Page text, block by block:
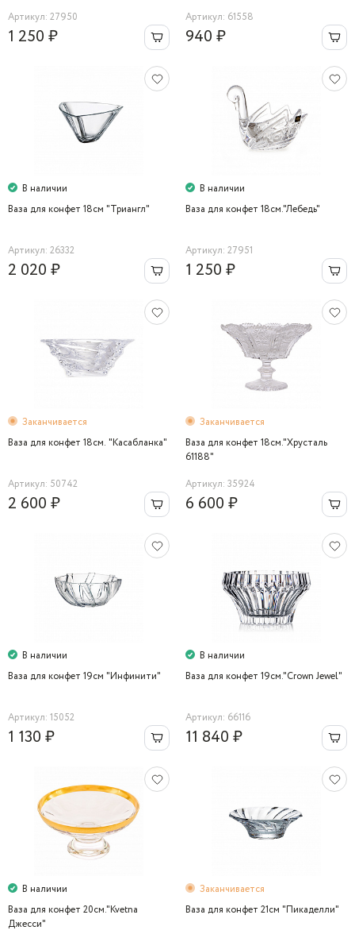
Артикул: 27950
1 250 ₽
Артикул: 61558
940 ₽
В наличии
Ваза для конфет 18cм "Триангл"
Артикул: 26332
2 020 ₽
В наличии
Ваза для конфет 18cм."Лебедь"
Артикул: 27951
1 250 ₽
Заканчивается
Ваза для конфет 18см. "Касабланка"
Артикул: 50742
2 600 ₽
Заканчивается
Ваза для конфет 18см."Хрусталь
61188"
Артикул: 35924
6 600 ₽
В наличии
Ваза для конфет 19cм "Инфинити"
Артикул: 15052
1 130 ₽
В наличии
Ваза для конфет 19см."Crown Jewel"
Артикул: 66116
11 840 ₽
В наличии
Ваза для конфет 20см."Kvetna
Джесси"
Заканчивается
Ваза для конфет 21cм "Пикаделли"